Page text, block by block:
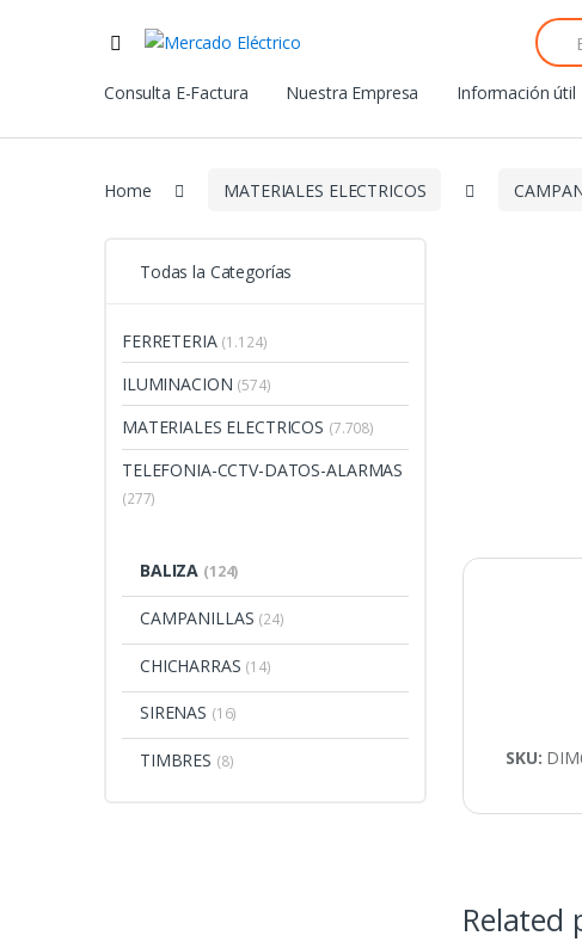
for:
Consulta E-Factura
Nuestra Empresa Información útil
Home MATERIALES ELECTRICOS
SKU:
Related
Todas la Categorías
FERRETERIA (1.124)
ILUMINACION (574)
MATERIALES ELECTRICOS (7.708)
TELEFONIA-CCTV-DATOS-ALARMAS
(277)
BALIZA (124)
CAMPANILLAS (24)
CHICHARRAS (14)
SIRENAS (16)
TIMBRES (8)